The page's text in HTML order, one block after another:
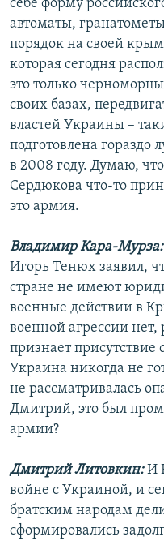
себе форму
автоматы,
порядок на своей
которая сегодня
это только
своих базах,
властей Украины –
подготовлена гораздо
в 2008 году. Думаю,
Сердюкова что-то
это армия.
Владимир Кара-Мурза:
Игорь Тенюх заявил,
стране не имеют
военные действии в
военной агрессии нет,
признает присутствие
Украина никогда не
не рассматривалась
Дмитрий, это был
армии?
Дмитрий Литовкин:И
войне с Украиной, и
братским народам
сформировались